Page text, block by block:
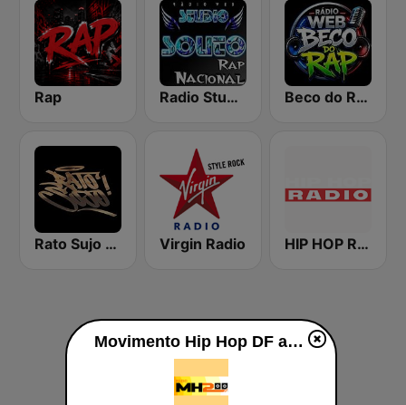
Rap Radio Studio Souto - Rap Nacional Beco do Rap
Rato Sujo Old School Rap Virgin Radio HIP HOP Radio
Movimento Hip Hop DF ao vivo